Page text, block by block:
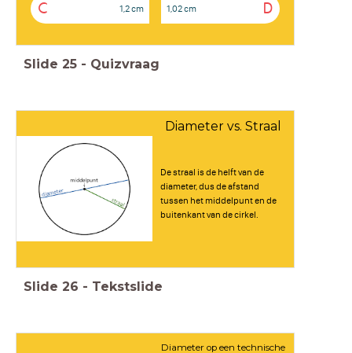
C 1,2 cm D
1,02 cm
Slide 25 - Quizvraag
Diameter vs. Straal
De straal is de helft van de
diameter, dus de afstand
tussen het middelpunt en de
buitenkant van de cirkel.
Slide 26 - Tekstslide
Diameter op een technische